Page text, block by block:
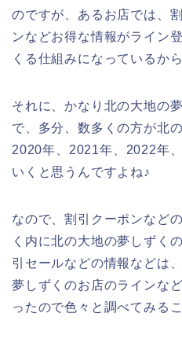
のですが、あるお店では、
ンなどお得な情報がライン
くる仕組みになっているから
それに、かなり北の大地の
で、多分、数多くの方が北
2020年、2021年、2022年
いくと思うんですよね♪
なので、割引クーポンなど
く内に北の大地の夢しずく
引セールなどの情報などは
夢しずくのお店のラインな
ったので色々と調べてみる